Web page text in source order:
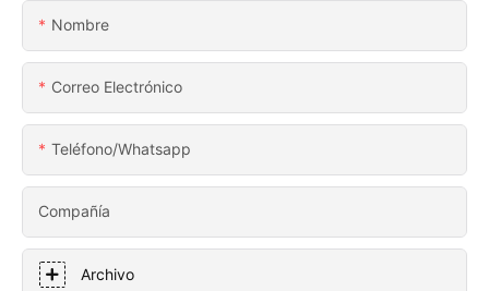
Nombre
Correo Electrónico
Teléfono/whatsapp
Compañía
Archivo